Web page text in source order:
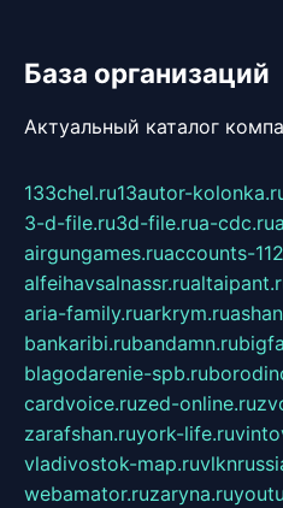
База организаций
Актуальный каталог
133chel.ru13autor-
3-d-file.ru3d-file.rua-cdc.ru
airgungames.ruaccounts-
alfeihavsalnassr.ru
aria-family.ruarkrym.ru
bankaribi.rubandamn.ru
blagodarenie-spb.ru
cardvoice.ruzed-online.ru
zarafshan.ruyork-life.ru
vladivostok-map.ru
webamator.ruzaryna.ru